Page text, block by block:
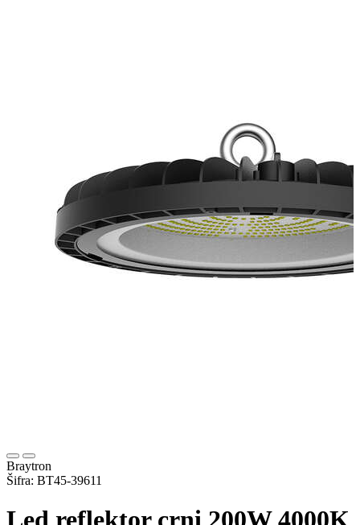
Braytron
Šifra: BT45-39611